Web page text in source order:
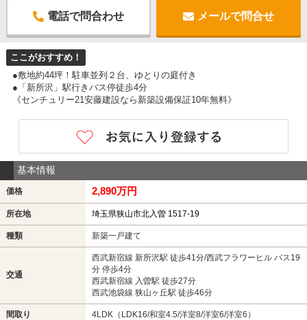
電話で問合わせ メールで問合せ
ここがおすすめ！
●敷地約44坪！駐車並列２台、ゆとりの庭付き
●「新所沢」駅行きバス停徒歩4分
《センチュリー21安藤建設なら新築設備保証10年無料》
基本情報
価格 2,890万円
所在地 埼玉県狭山市北入曽 1517-19
種類 新築一戸建て
交通
西武新宿線 新所沢駅 徒歩41分/西武フラワーヒル バス19
分 停歩4分
西武新宿線 入曽駅 徒歩27分
西武池袋線 狭山ヶ丘駅 徒歩46分
間取り 4LDK（LDK16/和室4.5/洋室8/洋室6/洋室6）